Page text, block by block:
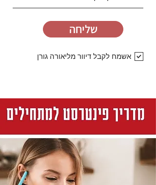
שליחה
אשמח לקבל דיוור מליאורה גורן